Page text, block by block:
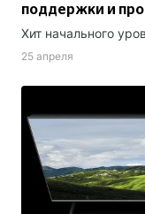
поддержки и
Хит начального
25 апреля